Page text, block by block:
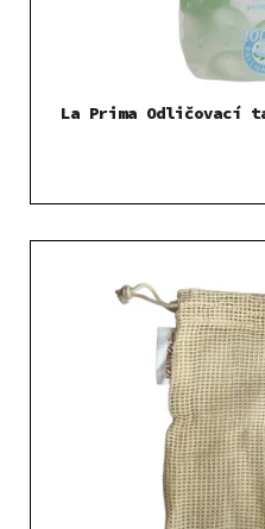
La Prima Odličovací